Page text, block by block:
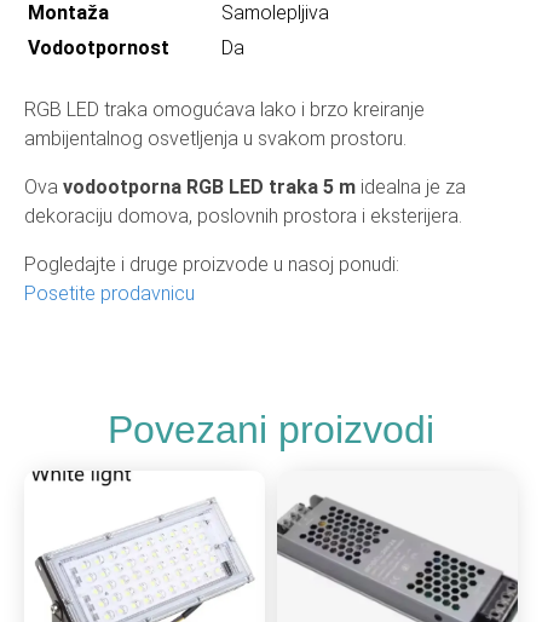
Montaža
Samolepljiva
Vodootpornost
Da
RGB LED traka omogućava lako i brzo kreiranje
ambijentalnog osvetljenja u svakom prostoru.
Ova vodootporna RGB LED traka 5 m idealna je za
dekoraciju domova, poslovnih prostora i eksterijera.
Pogledajte i druge proizvode u nasoj ponudi:
Posetite prodavnicu
Povezani proizvodi